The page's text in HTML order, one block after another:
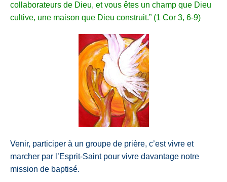
collaborateurs de Dieu, et vous êtes un champ que Dieu
cultive, une maison que Dieu construit.” (1 Cor 3, 6-9)
Venir, participer à un groupe de prière, c’est vivre et
marcher par l’Esprit-Saint pour vivre davantage notre
mission de baptisé.